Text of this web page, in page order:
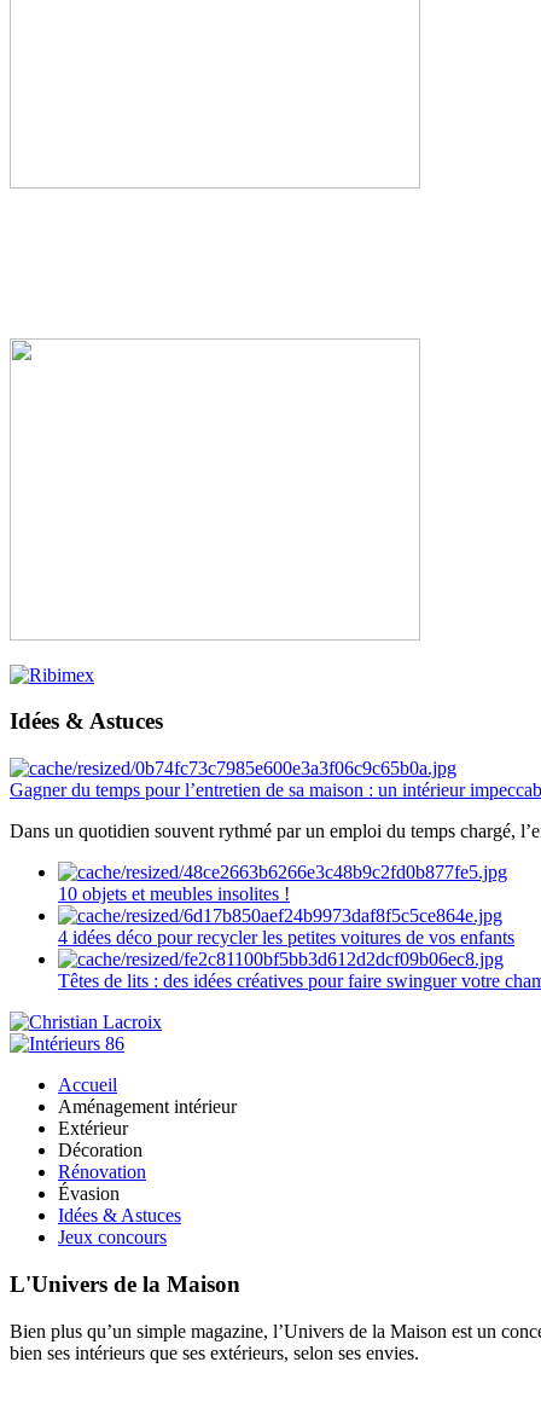
Idées & Astuces
Gagner du temps pour l’entretien de sa maison : un intérieur
Dans un quotidien souvent rythmé par un emploi du temps chargé,
10 objets et meubles insolites !
4 idées déco pour recycler les petites voitures de vos enfants
Têtes de lits : des idées créatives pour faire swinguer votre
Accueil
Aménagement intérieur
Extérieur
Décoration
Rénovation
Évasion
Idées & Astuces
Jeux concours
L'Univers de la Maison
Bien plus qu’un simple magazine, l’Univers de la Maison est un
bien ses intérieurs que ses extérieurs, selon ses envies.